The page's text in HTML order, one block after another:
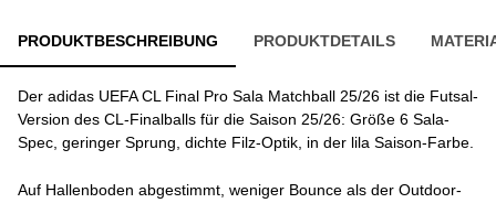
PRODUKTBESCHREIBUNG PRODUKTDETAILS
Der adidas UEFA CL Final Pro Sala Matchball 25/26 ist die Futsal-
Version des CL-Finalballs für die Saison 25/26: Größe 6 Sala-
Spec, geringer Sprung, dichte Filz-Optik, in der lila Saison-Farbe.
Auf Hallenboden abgestimmt, weniger Bounce als der Outdoor-